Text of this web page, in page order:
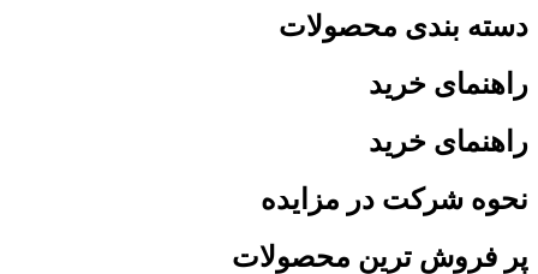
دسته بندی محصولات
راهنمای خرید
راهنمای خرید
نحوه شرکت در مزایده
پر فروش ترین محصولات